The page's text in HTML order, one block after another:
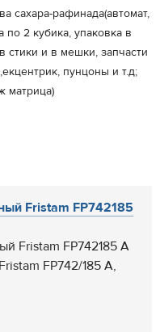
сахара-рафинада(автомат,
по 2 кубика, упаковка в
стики и в мешки, запчасти
пунцоны и т.д;
матрица)
Fristam FP742185
Fristam FP742185 A
FP742/185 A,